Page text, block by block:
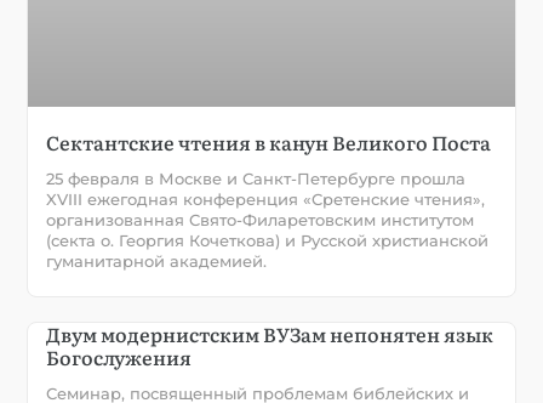
Сектантские чтения в канун Великого Поста
25 февраля в Москве и Санкт-Петербурге прошла
XVIII ежегодная конференция «Сретенские чтения»,
организованная Свято-Филаретовским институтом
(секта о. Георгия Кочеткова) и Русской христианской
гуманитарной академией.
Двум модернистским ВУЗам непонятен язык
Богослужения
Семинар, посвященный проблемам библейских и